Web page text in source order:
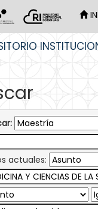
actuales: